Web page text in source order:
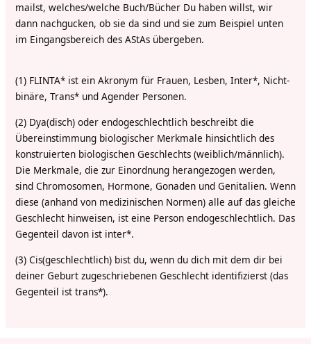
mailst, welches/welche Buch/Bücher Du haben willst, wir
dann nachgucken, ob sie da sind und sie zum Beispiel unten
im Eingangsbereich des AStAs übergeben.
(1)FLINTA* ist ein Akronym für Frauen, Lesben, Inter*, Nicht-
binäre, Trans* und Agender Personen.
(2)Dya(disch) oder endogeschlechtlich beschreibt die
Übereinstimmung biologischer Merkmale hinsichtlich des
konstruierten biologischen Geschlechts (weiblich/männlich).
Die Merkmale, die zur Einordnung herangezogen werden,
sind Chromosomen, Hormone, Gonaden und Genitalien. Wenn
diese (anhand von medizinischen Normen) alle auf das gleiche
Geschlecht hinweisen, ist eine Person endogeschlechtlich. Das
Gegenteil davon ist inter*.
(3)Cis(geschlechtlich) bist du, wenn du dich mit dem dir bei
deiner Geburt zugeschriebenen Geschlecht identifizierst (das
Gegenteil ist trans*).